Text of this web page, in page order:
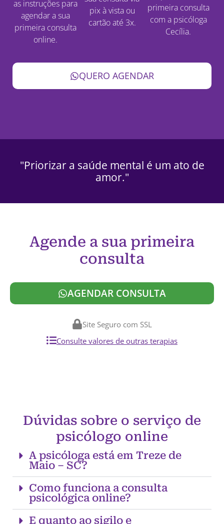
as instruções para
agendar a sua
primeira consulta
online.
pix à vista ou
cartão até 3x.
primeira consulta
com a psicóloga
Cecília.
QUERO AGENDAR
"Priorizar a saúde mental é um ato de
amor."
Agende a sua primeira
consulta
AGENDAR CONSULTA
Site Seguro com SSL
Consulte valores de outras terapias
Dúvidas sobre o serviço de
psicólogo online
A psicóloga está em Treze de
Maio – SC?
Como funciona a consulta
psicológica online?
E quanto ao sigilo e